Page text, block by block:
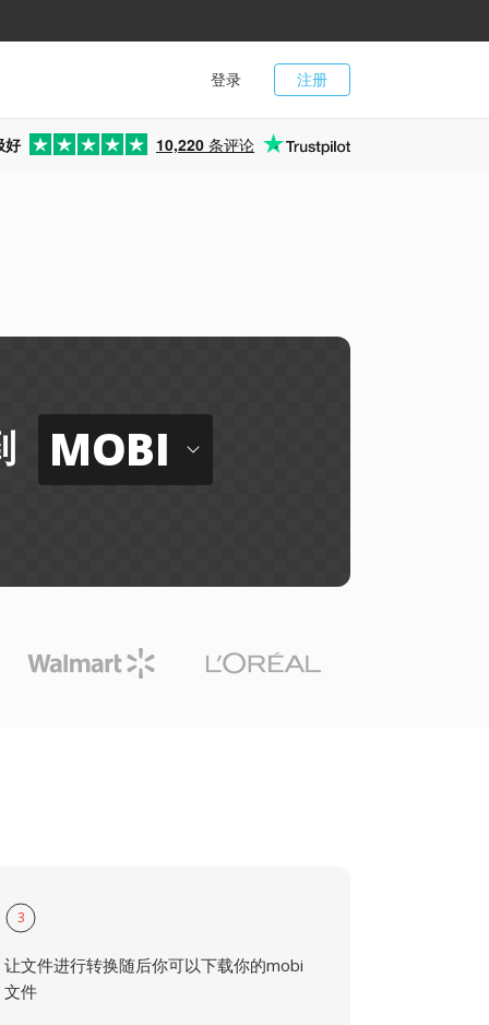
注册
登录
好 10,220 条评论
MOBI
3
让文件进行转换随后你可以下载你的mobi
文件